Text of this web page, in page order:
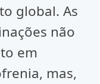
global. As
não
em
mas,